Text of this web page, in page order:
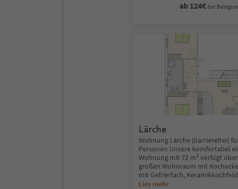
ab 124€ bei
Lärche
Wohnung Lärche (barrierefrei)
Personen Unsere komfortabel
Wohnung mit 72 m² verfügt
großen Wohnraum mit
mit Gefrierfach,
Lies mehr